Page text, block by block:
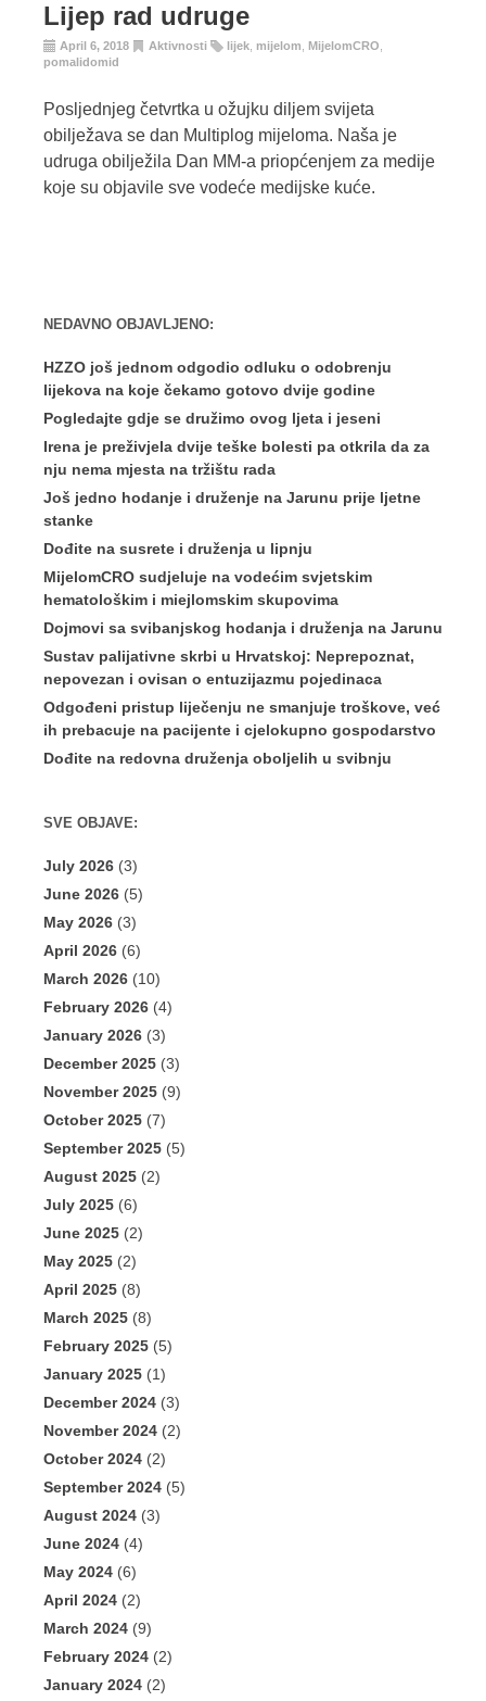
Lijep rad udruge
April 6, 2018 Aktivnosti lijek mijelom MijelomCRO
pomalidomid
Posljednjeg četvrtka u ožujku diljem svijeta
obilježava se dan Multiplog mijeloma. Naša je
udruga obilježila Dan MM-a priopćenjem za medije
koje su objavile sve vodeće medijske kuće.
NEDAVNO OBJAVLJENO:
HZZO još jednom odgodio odluku o odobrenju
lijekova na koje čekamo gotovo dvije godine
Pogledajte gdje se družimo ovog ljeta i jeseni
Irena je preživjela dvije teške bolesti pa otkrila da za
nju nema mjesta na tržištu rada
Još jedno hodanje i druženje na Jarunu prije ljetne
stanke
Dođite na susrete i druženja u lipnju
MijelomCRO sudjeluje na vodećim svjetskim
hematološkim i miejlomskim skupovima
Dojmovi sa svibanjskog hodanja i druženja na Jarunu
Sustav palijativne skrbi u Hrvatskoj: Neprepoznat,
nepovezan i ovisan o entuzijazmu pojedinaca
Odgođeni pristup liječenju ne smanjuje troškove, već
ih prebacuje na pacijente i cjelokupno gospodarstvo
Dođite na redovna druženja oboljelih u svibnju
SVE OBJAVE:
July 2026 (3)
June 2026 (5)
May 2026 (3)
April 2026 (6)
March 2026 (10)
February 2026 (4)
January 2026 (3)
December 2025 (3)
November 2025 (9)
October 2025 (7)
September 2025 (5)
August 2025 (2)
July 2025 (6)
June 2025 (2)
May 2025 (2)
April 2025 (8)
March 2025 (8)
February 2025 (5)
January 2025 (1)
December 2024 (3)
November 2024 (2)
October 2024 (2)
September 2024 (5)
August 2024 (3)
June 2024 (4)
May 2024 (6)
April 2024 (2)
March 2024 (9)
February 2024 (2)
January 2024 (2)